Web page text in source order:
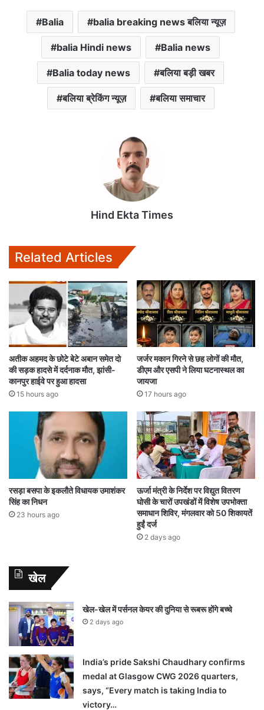
a
c
e
b
o
o
k
i
t
e
r
a
i
l
a
i
l
Balia balia breaking news बलिया न्यूज़
balia Hindi news Balia news
Balia today news बलिया बड़ी खबर
बलिया ब्रेकिंग न्यूज़ बलिया समाचार
Hind Ekta Times
Related Articles
अतीक अहमद के छोटे बेटे अबान समेत दो
की सड़क हादसे में दर्दनाक मौत, झांसी-
कानपुर हाईवे पर हुआ हादसा
15 hours ago
जर्जर मकान गिरने से छह लोगों की मौत,
डीएम और एसपी ने लिया घटनास्थल का
जायजा
17 hours ago
रसड़ा बसपा के इकलौते विधायक उमाशंकर
सिंह का निधन
23 hours ago
ऊर्जा मंत्री के निर्देश पर विद्युत वितरण
घोसी के चारों उपखंडों में विशेष उपभोक्ता
समाधान शिविर, मंगलवार को 50 शिकायतें
हुईं दर्ज
2 days ago
खेल
खेल-खेल में पर्सनल केयर की दुनिया से रूबरू होंगे बच्चे
2 days ago
India’s pride Sakshi Chaudhary confirms
medal at Glasgow CWG 2026 quarters,
says, “Every match is taking India to
victory…